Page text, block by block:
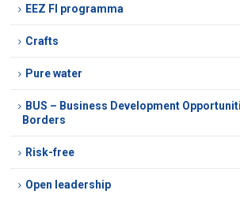
EEZ FI programma
Crafts
Pure water
BUS – Business Development
Borders
Risk-free
Open leadership